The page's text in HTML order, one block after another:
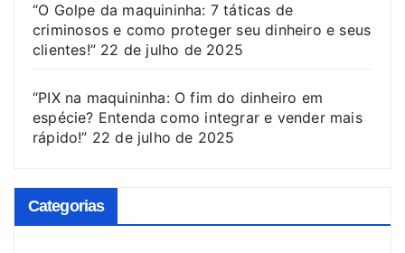
“O Golpe da maquininha: 7 táticas de
criminosos e como proteger seu dinheiro e seus
clientes!” 22 de julho de 2025
“PIX na maquininha: O fim do dinheiro em
espécie? Entenda como integrar e vender mais
rápido!” 22 de julho de 2025
Categorias